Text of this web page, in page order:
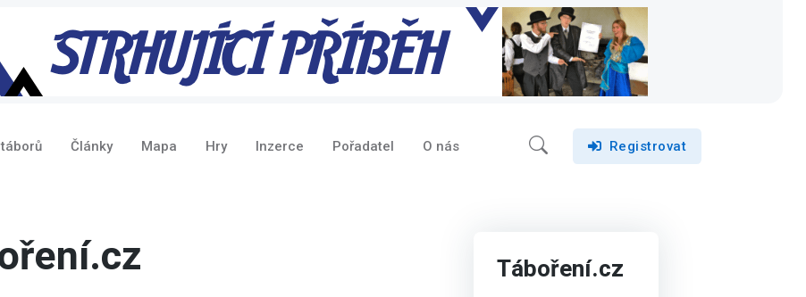
Články Mapa Hry Inzerce Pořadatel O nás Registrovat
Táboření.cz